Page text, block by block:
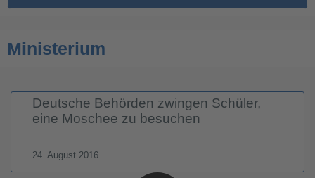
Ministerium
Deutsche Behörden zwingen Schüler,
eine Moschee zu besuchen
24. August 2016